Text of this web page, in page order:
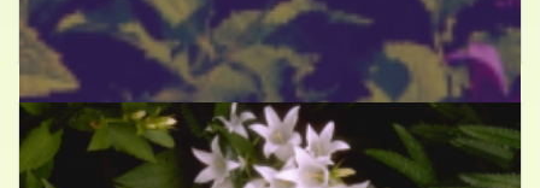
Breed klokje
Campanula latifolia var. macrantha